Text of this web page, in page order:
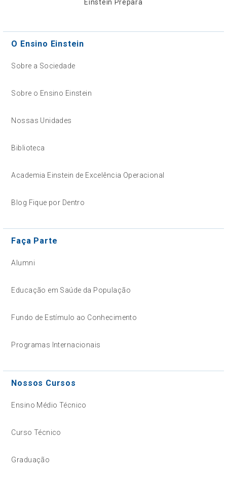
Einstein Prepara
O Ensino Einstein
Sobre a Sociedade
Sobre o Ensino Einstein
Nossas Unidades
Biblioteca
Academia Einstein de Excelência Operacional
Blog Fique por Dentro
Faça Parte
Alumni
Educação em Saúde da População
Fundo de Estímulo ao Conhecimento
Programas Internacionais
Nossos Cursos
Ensino Médio Técnico
Curso Técnico
Graduação